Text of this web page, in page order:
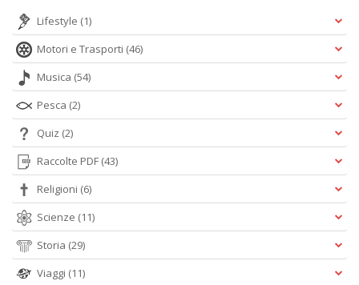
Lifestyle (1)
Motori e Trasporti (46)
Musica (54)
Pesca (2)
Quiz (2)
Raccolte PDF (43)
Religioni (6)
Scienze (11)
Storia (29)
Viaggi (11)